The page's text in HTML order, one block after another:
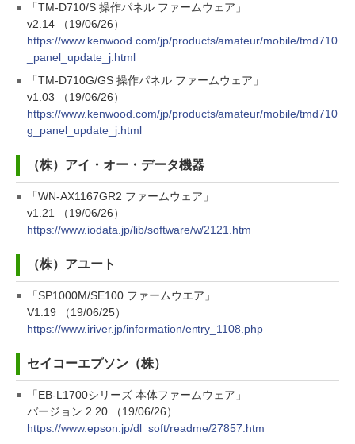
「TM-D710/S 操作パネル ファームウェア」
v2.14 （19/06/26）
https://www.kenwood.com/jp/products/amateur/mobile/tmd710
_panel_update_j.html
「TM-D710G/GS 操作パネル ファームウェア」
v1.03 （19/06/26）
https://www.kenwood.com/jp/products/amateur/mobile/tmd710
g_panel_update_j.html
（株）アイ・オー・データ機器
「WN-AX1167GR2 ファームウェア」
v1.21 （19/06/26）
https://www.iodata.jp/lib/software/w/2121.htm
（株）アユート
「SP1000M/SE100 ファームウエア」
V1.19 （19/06/25）
https://www.iriver.jp/information/entry_1108.php
セイコーエプソン（株）
「EB-L1700シリーズ 本体ファームウェア」
バージョン 2.20 （19/06/26）
https://www.epson.jp/dl_soft/readme/27857.htm